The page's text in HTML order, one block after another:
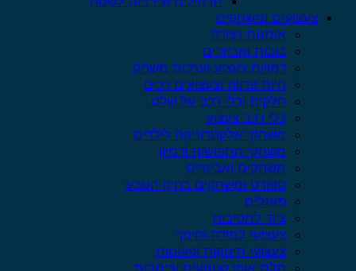
צעצועים ומשחקים
אומנות ויצירה
בובות ואביזרים
דמויות צעצוע וערכות משחק
חיות פרווה וצעצועים רכים
חלקים וכלי רכב על שלט
כלי רכב צעצוע
משחקי אלקטרוניקה לילדים
משחקי תחפושות ודמיון
משחקים ואביזרים
ספורט ומשחקים בחיק הטבע
פאזלים
ציוד למסיבות
צעצועי למידה וחינוך
צעצועי תינוקות ופעוטות
תלת אופן קטנועים ובימבות